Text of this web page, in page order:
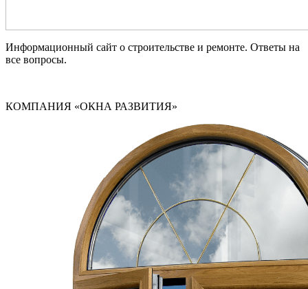
Информационный сайт о строительстве и ремонте. Ответы на
все вопросы.
КОМПАНИЯ «ОКНА РАЗВИТИЯ»